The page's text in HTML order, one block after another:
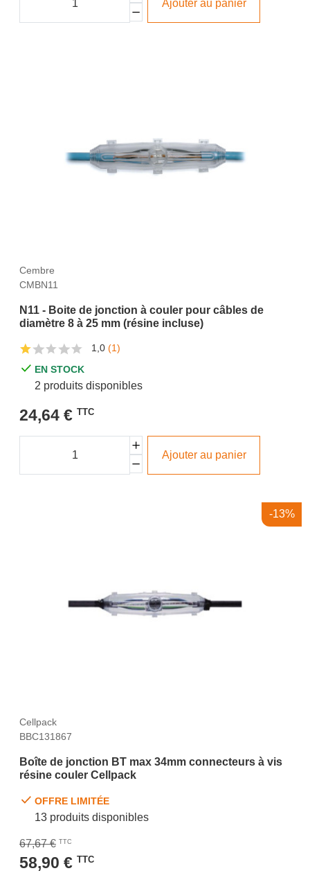
Ajouter au panier
Cembre
CMBN11
N11 - Boite de jonction à couler pour câbles de
diamètre 8 à 25 mm (résine incluse)
1,0 (1)
EN STOCK
2 produits disponibles
24,64 € TTC
Ajouter au panier
-13%
Cellpack
BBC131867
Boîte de jonction BT max 34mm connecteurs à vis
résine couler Cellpack
OFFRE LIMITÉE
13 produits disponibles
67,67 € TTC
58,90 € TTC